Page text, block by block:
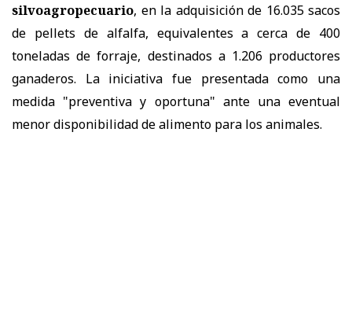
silvoagropecuario, en la adquisición de 16.035 sacos
de pellets de alfalfa, equivalentes a cerca de 400
toneladas de forraje, destinados a 1.206 productores
ganaderos. La iniciativa fue presentada como una
medida "preventiva y oportuna" ante una eventual
menor disponibilidad de alimento para los animales.